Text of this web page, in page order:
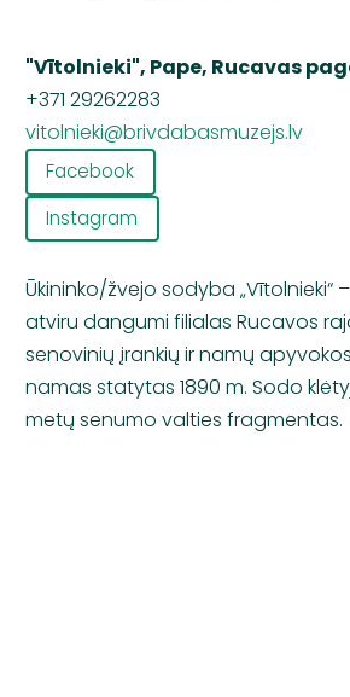
"Vītolnieki", Pape, Rucavas
+371 29262283
vitolnieki@brivdabasmuzejs.lv
Facebook
Instagram
Ūkininko/žvejo sodyba
atviru dangumi filialas Rucavos
senovinių įrankių ir namų
namas statytas 1890 m. Sodo
metų senumo valties fragmentas.